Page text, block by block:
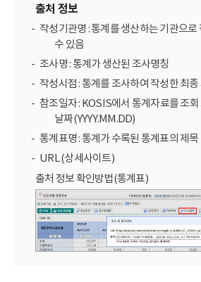
출처 정보
작성기관명 : 통계를 생산하는 기관으
수 있음
조사명 : 통계가 생산된 조사명칭
작성시점 : 통계를 조사하여 작성한 최종
참조일자 : KOSIS에서 통계자료를 조
날짜(YYYY.MM.DD)
통계표명 : 통계가 수록된 통계표의 제목
URL (상세사이트)
출처 정보 확인방법(통계표)